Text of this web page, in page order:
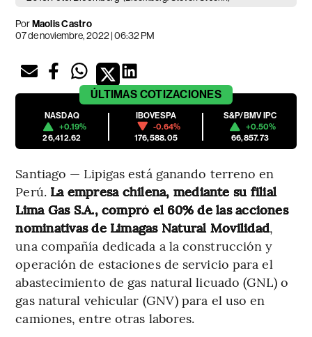
PorMaolis Castro
07 de noviembre, 2022 | 06:32 PM
ÚLTIMAS COTIZACIONES
NASDAQ
+0.19%
26,412.62
IBOVESPA
-0.64%
176,588.05
S&P/BMV IPC
+0.50%
66,857.73
Santiago — Lipigas está ganando terreno en
Perú. La empresa chilena, mediante su filial
Lima Gas S.A., compró el 60% de las acciones
nominativas de Limagas Natural Movilidad,
una compañía dedicada a la construcción y
operación de estaciones de servicio para el
abastecimiento de gas natural licuado (GNL) o
gas natural vehicular (GNV) para el uso en
camiones, entre otras labores.